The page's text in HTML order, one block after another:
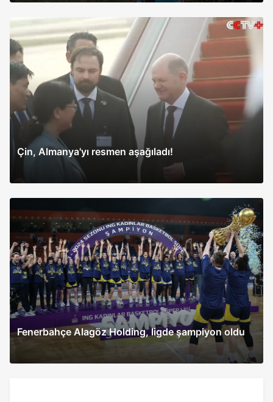
Çin, Almanya'yı resmen aşağıladı!
Fenerbahçe Alagöz Holding, ligde şampiyon oldu